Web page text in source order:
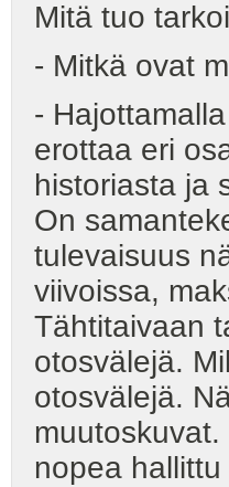
Mitä tuo
- Mitkä ovat
-
erottaa eri
historiasta ja
On
tulevaisuus
viivoissa,
Tähtitaivaan
otosvälejä.
otosvälejä.
nopea